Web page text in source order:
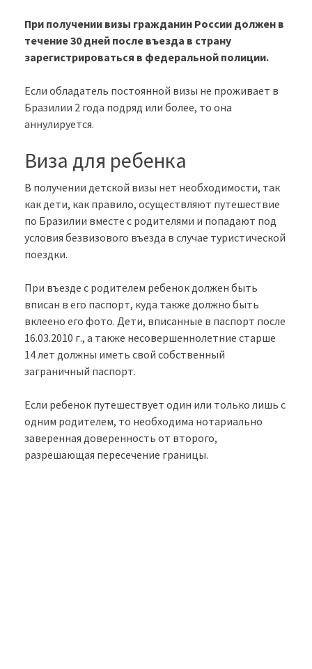
При получении визы гражданин России должен в
течение 30 дней после въезда в страну
зарегистрироваться в федеральной полиции.
Если обладатель постоянной визы не проживает в
Бразилии 2 года подряд или более, то она
аннулируется.
Виза для ребенка
В получении детской визы нет необходимости, так
как дети, как правило, осуществляют путешествие
по Бразилии вместе с родителями и попадают под
условия безвизового въезда в случае туристической
поездки.
При въезде с родителем ребенок должен быть
вписан в его паспорт, куда также должно быть
вклеено его фото. Дети, вписанные в паспорт после
16.03.2010 г., а также несовершеннолетние старше
14 лет должны иметь свой собственный
заграничный паспорт.
Если ребенок путешествует один или только лишь с
одним родителем, то необходима нотариально
заверенная доверенность от второго,
разрешающая пересечение границы.